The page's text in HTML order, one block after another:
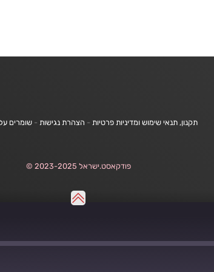
תקנון, תנאי שימוש ומדיניות פרטיות - הצהרת נגישות - שומרים על
פודקאסט.ישראל 2023-2025 ©